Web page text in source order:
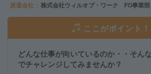
派遣会社
株式会社ウィルオブ・ワーク FO事業部
ここがポイント！
どんな仕事が向いているのか・・そん
でチャレンジしてみませんか？